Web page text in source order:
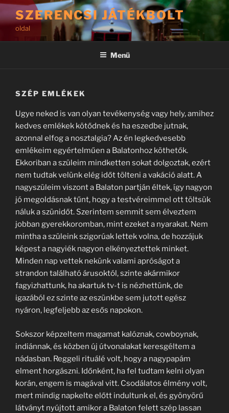
Tartalomhoz
SZERENCSI JÁTÉKBOLT
oldal
Menü
SZÉP EMLÉKEK
Ugye neked is van olyan tevékenység vagy hely, amihez
kedves emlékek kötődnek és ha eszedbe jutnak,
azonnal elfog a nosztalgia? Az én legkedvesebb
emlékeim egyértelműen a Balatonhoz köthetők.
Ekkoriban a szüleim mindketten sokat dolgoztak, ezért
nem tudtak velünk elég időt tölteni a vakáció alatt. A
nagyszüleim viszont a Balaton partján éltek, így nagyon
jó megoldásnak tűnt, hogy a testvéreimmel ott töltsük
náluk a szünidőt. Szerintem semmit sem élveztem
jobban gyerekkoromban, mint ezeket a nyarakat. Nem
mintha a szüleink szigorúak lettek volna, de hozzájuk
képest a nagyiék nagyon elkényeztettek minket.
Minden nap vettek nekünk valami apróságot a
strandon található árusoktól, szinte akármikor
fagyizhattunk, ha akartuk tv-t is nézhettünk, de
igazából ez szinte az eszünkbe sem jutott egész
nyáron, legfeljebb az esős napokon.
Sokszor képzeltem magamat kalóznak, cowboynak,
indiánnak, és közben új útvonalakat keresgéltem a
nádasban. Reggeli rituálé volt, hogy a nagypapám
elment horgászni. Időnként, ha fel tudtam kelni olyan
korán, engem is magával vitt. Csodálatos élmény volt,
mert mindig napkelte előtt indultunk el, és gyönyörű
látványt nyújtott amikor a Balaton felett szép lassan